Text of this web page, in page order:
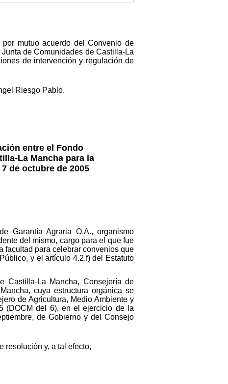
mutuo acuerdo del Convenio de
de Comunidades de Castilla-La
de intervención y regulación de
Riesgo Pablo.
entre el Fondo
La Mancha para la
7 de octubre de 2005
Garantía Agraria O.A., organismo
del mismo, cargo para el que fue
facultad para celebrar convenios que
y el artículo 4.2.f) del Estatuto
Castilla-La Mancha, Consejería de
cuya estructura orgánica se
de Agricultura, Medio Ambiente y
(DOCM del 6), en el ejercicio de la
de Gobierno y del Consejo
resolución y, a tal efecto,